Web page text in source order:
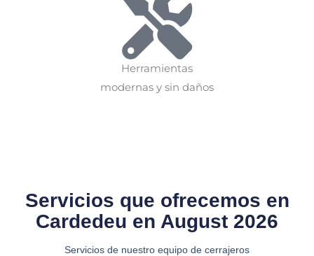
Herramientas
modernas y sin daños
Servicios que ofrecemos en
Cardedeu en August 2026
Servicios de nuestro equipo de cerrajeros